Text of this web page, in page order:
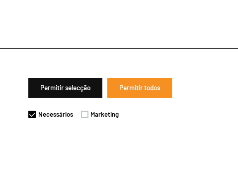
Permitir selecção Permitir todos
Necessários Marketing